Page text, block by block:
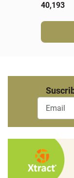
40,193